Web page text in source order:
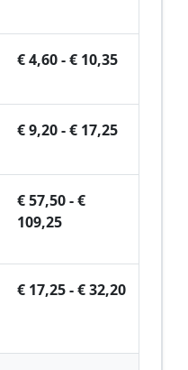
€ 4,60 - € 10,35
€ 9,20 - € 17,25
€ 57,50 - €
109,25
€ 17,25 - € 32,20